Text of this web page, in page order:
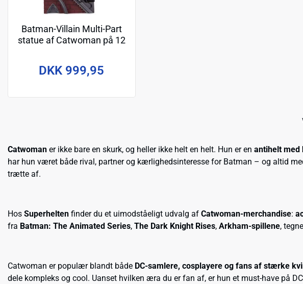
Batman-Villain Multi-Part
statue af Catwoman på 12
DKK 999,95
Catwoman er ikke bare en skurk, og heller ikke helt en helt. Hun er en antihelt med
har hun været både rival, partner og kærlighedsinteresse for Batman – og altid
trætte af.
Hos Superhelten finder du et uimodståeligt udvalg af Catwoman-merchandise:
fra Batman: The Animated Series, The Dark Knight Rises, Arkham-spillene,
Catwoman er populær blandt både DC-samlere, cosplayere og fans af stærke
dele kompleks og cool. Uanset hvilken æra du er fan af, er hun et must-have på